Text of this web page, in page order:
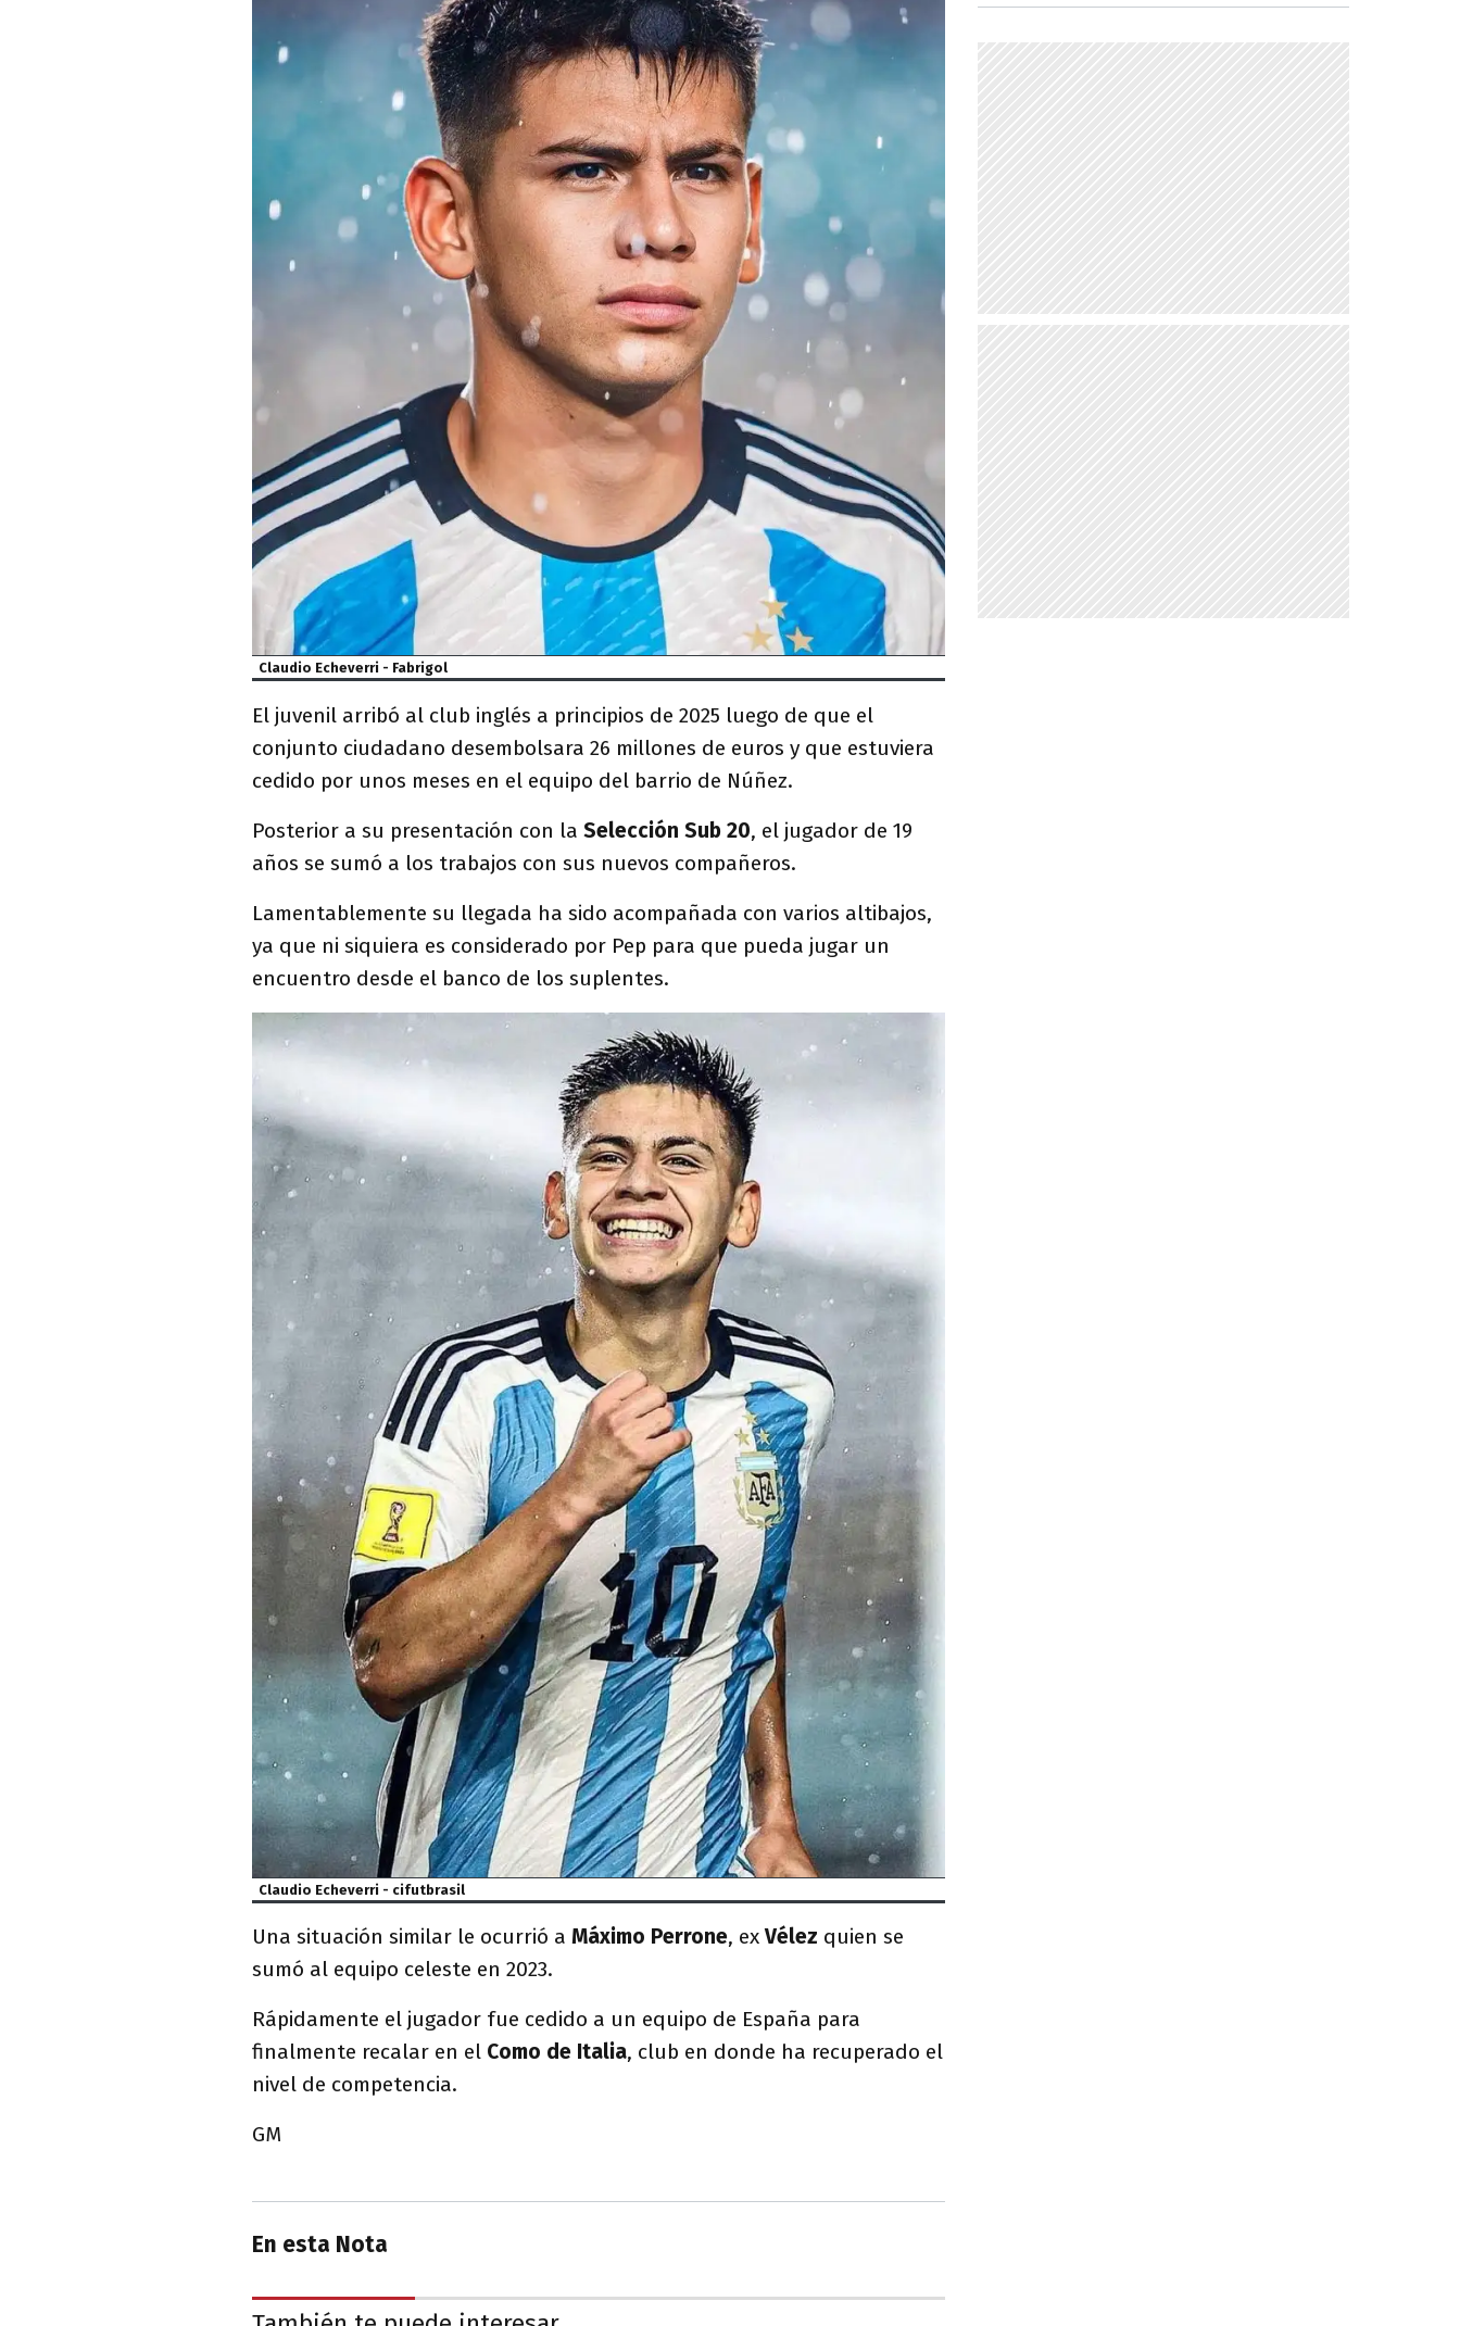
Claudio Echeverri - Fabrigol
El juvenil arribó al club inglés a principios de 2025 luego de que el
conjunto ciudadano desembolsara 26 millones de euros y que estuviera
cedido por unos meses en el equipo del barrio de Núñez.
Posterior a su presentación con la Selección Sub 20, el jugador de 19
años se sumó a los trabajos con sus nuevos compañeros.
Lamentablemente su llegada ha sido acompañada con varios altibajos,
ya que ni siquiera es considerado por Pep para que pueda jugar un
encuentro desde el banco de los suplentes.
Claudio Echeverri - cifutbrasil
Una situación similar le ocurrió a Máximo Perrone, exVélez quien se
sumó al equipo celeste en 2023.
Rápidamente el jugador fue cedido a un equipo de España para
finalmente recalar en el Como de Italia, club en donde ha recuperado el
nivel de competencia.
GM
En esta Nota